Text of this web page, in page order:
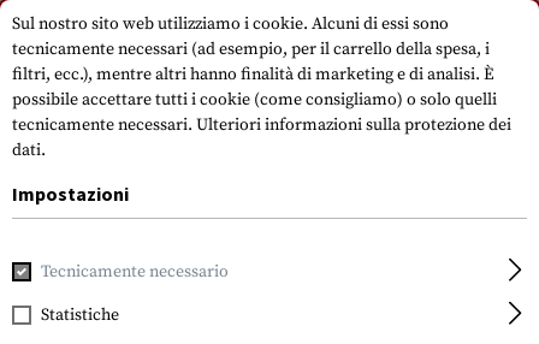
Si prega di notare che i tempi di consegna possono variare a causa di un
giorno festivo su 15.08.2026.
Marche Midwest Industries
Sul nostro sito web utilizziamo i cookie. Alcuni di essi sono
tecnicamente necessari (ad esempio, per il carrello della spesa, i
filtri, ecc.), mentre altri hanno finalità di marketing e di analisi. È
possibile accettare tutti i cookie (come consigliamo) o solo quelli
tecnicamente necessari. Ulteriori informazioni sulla protezione dei
dati.
Impostazioni
Tecnicamente necessario
Statistiche